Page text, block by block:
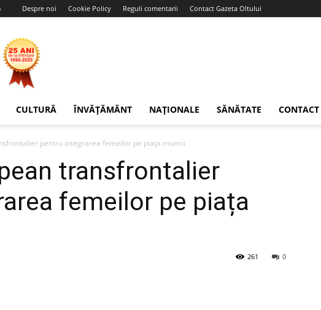
Despre noi Cookie Policy Reguli comentarii Contact Gazeta Oltului
CULTURĂ ÎNVĂȚĂMÂNT NAȚIONALE SĂNĂTATE CONTACT
pentru integrarea femeilor pe piața muncii
transfrontalier
femeilor pe piața
0
261